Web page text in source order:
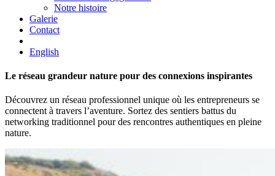
Notre histoire
Galerie
Contact
English
Le réseau grandeur nature pour des connexions inspirantes
Découvrez un réseau professionnel unique où les entrepreneurs se
connectent à travers l’aventure. Sortez des sentiers battus du
networking traditionnel pour des rencontres authentiques en pleine
nature.